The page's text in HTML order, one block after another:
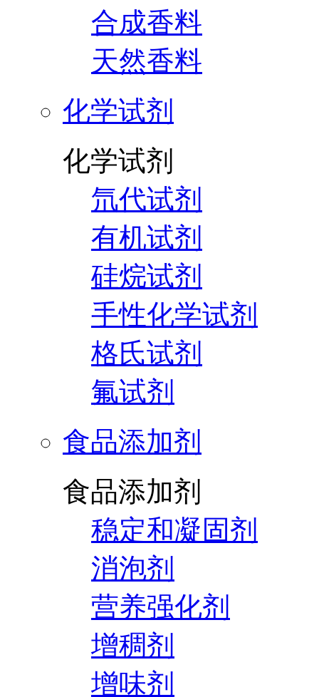
合成香料
天然香料
化学试剂
化学试剂
氘代试剂
有机试剂
硅烷试剂
手性化学试剂
格氏试剂
氟试剂
食品添加剂
食品添加剂
稳定和凝固剂
消泡剂
营养强化剂
增稠剂
增味剂